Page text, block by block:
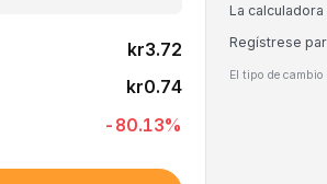
kr3.72
kr0.74
-80.13%
La
Regístrese
El tipo de cambio